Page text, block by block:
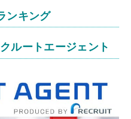
ンキング
ルートエージェント